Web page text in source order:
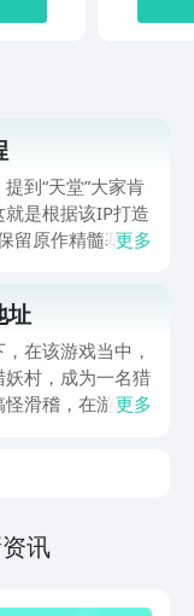
到“天堂”大家肯
是根据该IP打造
留原作精髓基础
定有不少伙伴都
台预约，手游福
有阿里巴巴灵犀
动来临时刻，还
更多
址
在该游戏当中，
村，成为一名猎
滑稽，在游玩过
不知道哪里下
阿里巴巴灵犀互
九游，海量代金
更多
讯